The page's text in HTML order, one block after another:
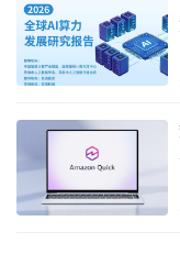
息，但相信也不
DeepSeek的合作
呢？
本文来源于DOIT传